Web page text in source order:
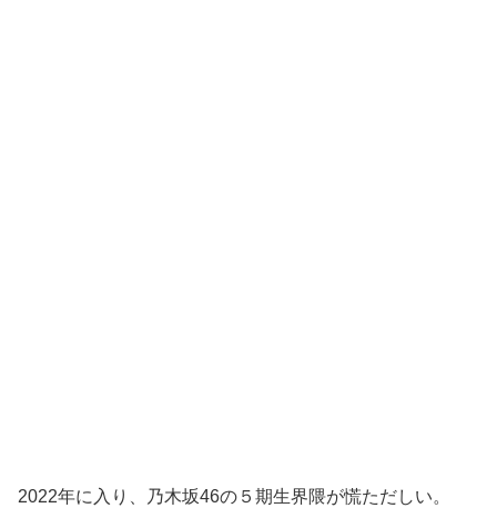
2022年に入り、乃木坂46の５期生界隈が慌ただしい。